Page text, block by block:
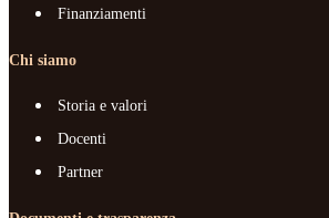
Finanziamenti
Chi siamo
Storia e valori
Docenti
Partner